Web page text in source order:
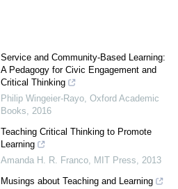
Service and Community-Based Learning:
A Pedagogy for Civic Engagement and
Critical Thinking
Philip Wingeier-Rayo, Oxford Academic
Books
2016
Teaching Critical Thinking to Promote
Learning
Amanda H. R. Franco, MIT Press
2013
Musings about Teaching and Learning